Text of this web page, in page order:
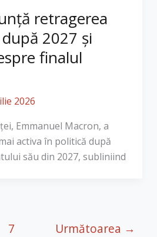
retragerea
2027 și
finalul
2026
Emmanuel Macron, a
activa în politică după
său din 2027, subliniind
7 Următoarea →